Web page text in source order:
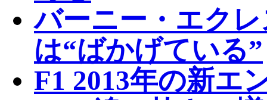
バーニー・エク
は“ばかげている”
F1 2013年の新エ